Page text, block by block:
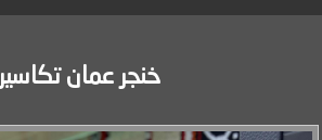
خنجر عمان تكاسير